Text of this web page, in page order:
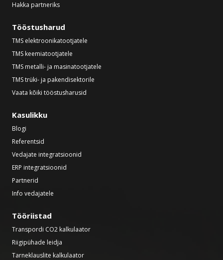
Hakka partneriks
Tööstusharud
TMS elektroonikatootjatele
TMS keemiatootjatele
TMS metalli- ja masinatootjatele
TMS trüki- ja pakendisektorile
Vaata kõiki tööstusharusid
Kasulikku
Blogi
Referentsid
Vedajate integratsioonid
ERP integratsioonid
Partnerid
Info vedajatele
Tööriistad
Transpordi CO2 kalkulaator
Riigipühade leidja
Tarneklauslite kalkulaator